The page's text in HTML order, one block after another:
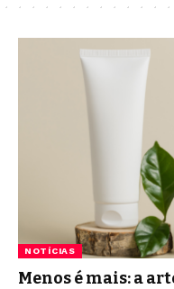
NOTÍCIAS
Menos é mais: a